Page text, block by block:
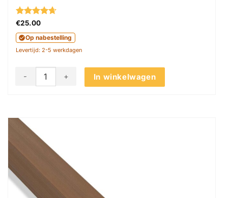
Gewaardeerd
€25.00
Op nabestelling
Levertijd: 2-5 werkdagen
In winkelwagen
Akudeco® Buiten wandpanelen - Hoekprofiel - Houtskool -